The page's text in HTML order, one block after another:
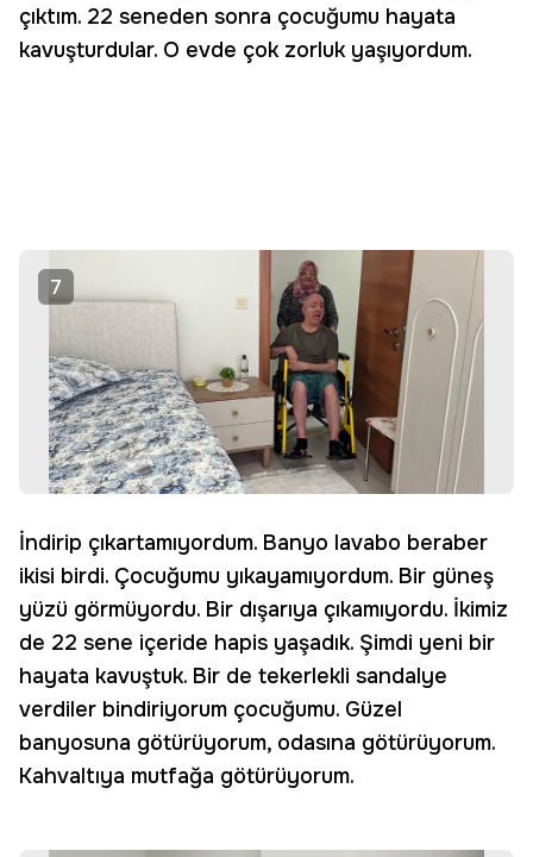
çıktım. 22 seneden sonra çocuğumu hayata
kavuşturdular. O evde çok zorluk yaşıyordum.
7
İndirip çıkartamıyordum. Banyo lavabo beraber
ikisi birdi. Çocuğumu yıkayamıyordum. Bir güneş
yüzü görmüyordu. Bir dışarıya çıkamıyordu. İkimiz
de 22 sene içeride hapis yaşadık. Şimdi yeni bir
hayata kavuştuk. Bir de tekerlekli sandalye
verdiler bindiriyorum çocuğumu. Güzel
banyosuna götürüyorum, odasına götürüyorum.
Kahvaltıya mutfağa götürüyorum.